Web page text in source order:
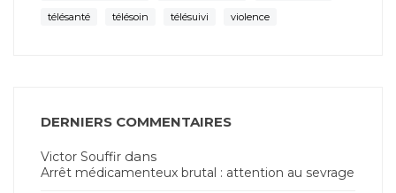
télésanté
télésoin télésuivi violence
DERNIERS COMMENTAIRES
Victor Souffir dans
Arrêt médicamenteux brutal : attention au sevrage